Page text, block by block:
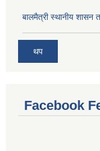
बालमैत्री स्थानीय शासन
थप
Facebook